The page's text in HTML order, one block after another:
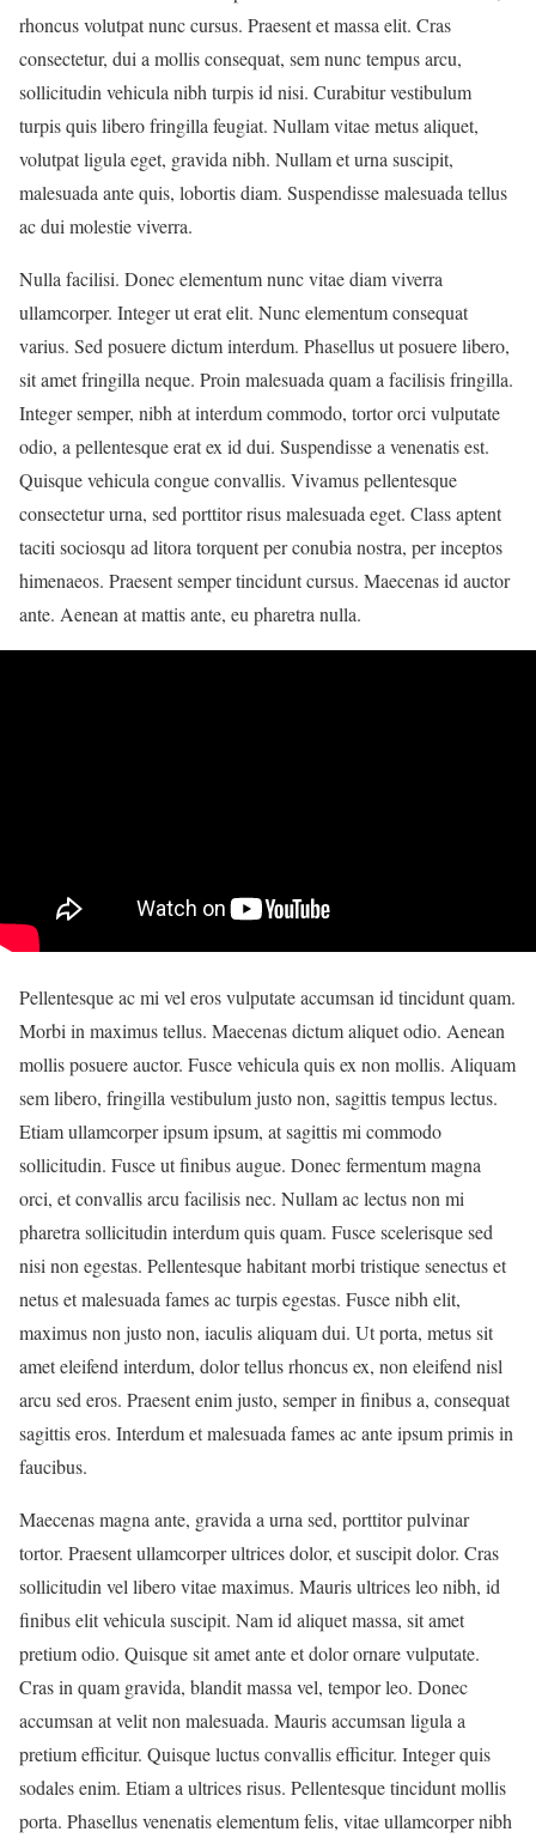
rhoncus volutpat nunc cursus. Praesent et massa elit. Cras
consectetur, dui a mollis consequat, sem nunc tempus arcu,
sollicitudin vehicula nibh turpis id nisi. Curabitur vestibulum
turpis quis libero fringilla feugiat. Nullam vitae metus aliquet,
volutpat ligula eget, gravida nibh. Nullam et urna suscipit,
malesuada ante quis, lobortis diam. Suspendisse malesuada tellus
ac dui molestie viverra.
Nulla facilisi. Donec elementum nunc vitae diam viverra
ullamcorper. Integer ut erat elit. Nunc elementum consequat
varius. Sed posuere dictum interdum. Phasellus ut posuere libero,
sit amet fringilla neque. Proin malesuada quam a facilisis fringilla.
Integer semper, nibh at interdum commodo, tortor orci vulputate
odio, a pellentesque erat ex id dui. Suspendisse a venenatis est.
Quisque vehicula congue convallis. Vivamus pellentesque
consectetur urna, sed porttitor risus malesuada eget. Class aptent
taciti sociosqu ad litora torquent per conubia nostra, per inceptos
himenaeos. Praesent semper tincidunt cursus. Maecenas id auctor
ante. Aenean at mattis ante, eu pharetra nulla.
Pellentesque ac mi vel eros vulputate accumsan id tincidunt quam.
Morbi in maximus tellus. Maecenas dictum aliquet odio. Aenean
mollis posuere auctor. Fusce vehicula quis ex non mollis. Aliquam
sem libero, fringilla vestibulum justo non, sagittis tempus lectus.
Etiam ullamcorper ipsum ipsum, at sagittis mi commodo
sollicitudin. Fusce ut finibus augue. Donec fermentum magna
orci, et convallis arcu facilisis nec. Nullam ac lectus non mi
pharetra sollicitudin interdum quis quam. Fusce scelerisque sed
nisi non egestas. Pellentesque habitant morbi tristique senectus et
netus et malesuada fames ac turpis egestas. Fusce nibh elit,
maximus non justo non, iaculis aliquam dui. Ut porta, metus sit
amet eleifend interdum, dolor tellus rhoncus ex, non eleifend nisl
arcu sed eros. Praesent enim justo, semper in finibus a, consequat
sagittis eros. Interdum et malesuada fames ac ante ipsum primis in
faucibus.
Maecenas magna ante, gravida a urna sed, porttitor pulvinar
tortor. Praesent ullamcorper ultrices dolor, et suscipit dolor. Cras
sollicitudin vel libero vitae maximus. Mauris ultrices leo nibh, id
finibus elit vehicula suscipit. Nam id aliquet massa, sit amet
pretium odio. Quisque sit amet ante et dolor ornare vulputate.
Cras in quam gravida, blandit massa vel, tempor leo. Donec
accumsan at velit non malesuada. Mauris accumsan ligula a
pretium efficitur. Quisque luctus convallis efficitur. Integer quis
sodales enim. Etiam a ultrices risus. Pellentesque tincidunt mollis
porta. Phasellus venenatis elementum felis, vitae ullamcorper nibh